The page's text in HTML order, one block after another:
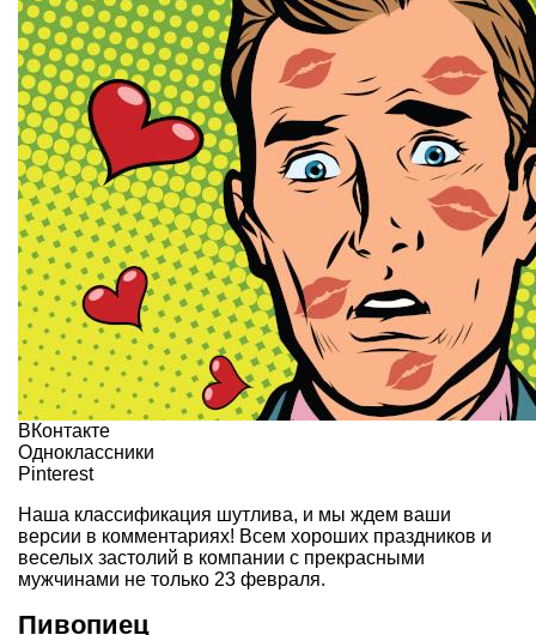
ВКонтакте
Одноклассники
Pinterest
Наша классификация шутлива, и мы ждем ваши
версии в комментариях! Всем хороших праздников и
веселых застолий в компании с прекрасными
мужчинами не только 23 февраля.
Пивопиец